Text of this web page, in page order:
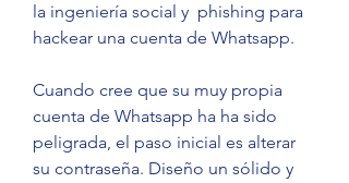
la ingeniería social y  phishing para
hackear una cuenta de Whatsapp.
Cuando cree que su muy propia
cuenta de Whatsapp ha ha sido
peligrada, el paso inicial es alterar
su contraseña. Diseño un sólido y